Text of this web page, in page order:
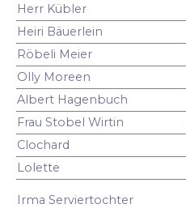
Herr Kübler
Heiri Bäuerlein
Röbeli Meier
Olly Moreen
Albert Hagenbuch
Frau Stobel Wirtin
Clochard
Lolette
Irma Serviertochter